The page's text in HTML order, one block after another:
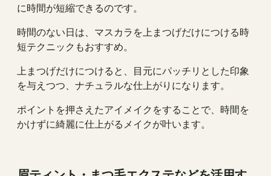
に時間が短縮できるのです。
時間のない日は、マスカラを上まつげだけにつける時
短テクニックもおすすめ。
上まつげだけにつけると、目元にパッチリとした印象
を与えつつ、ナチュラルな仕上がりになります。
ポイントを押さえたアイメイクをすることで、時間を
かけずに綺麗に仕上がるメイクが叶います。